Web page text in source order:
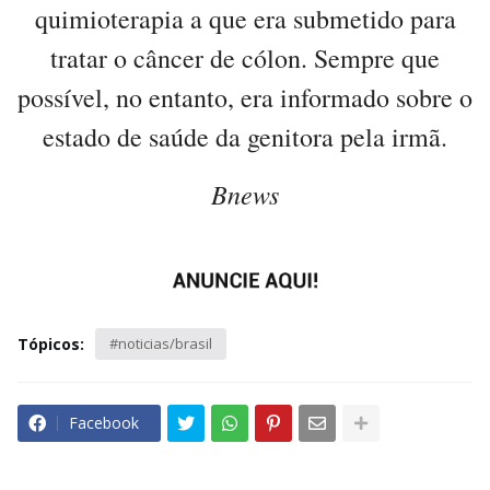
quimioterapia a que era submetido para
tratar o câncer de cólon. Sempre que
possível, no entanto, era informado sobre o
estado de saúde da genitora pela irmã.
Bnews
Tópicos: #noticias/brasil
Facebook